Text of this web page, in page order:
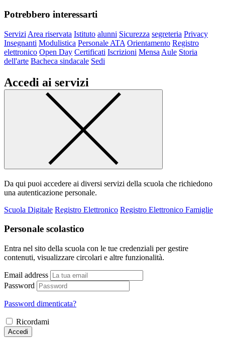
Potrebbero interessarti
Servizi Area riservata Istituto alunni Sicurezza segreteria Privacy
Insegnanti Modulistica Personale ATA Orientamento Registro
elettronico Open Day Certificati Iscrizioni Mensa Aule Storia
dell'arte Bacheca sindacale Sedi
Accedi ai servizi
Da qui puoi accedere ai diversi servizi della scuola che richiedono
una autenticazione personale.
Scuola Digitale Registro Elettronico Registro Elettronico Famiglie
Personale scolastico
Entra nel sito della scuola con le tue credenziali per gestire
contenuti, visualizzare circolari e altre funzionalità.
Email address
Password
Password dimenticata?
Ricordami
Accedi